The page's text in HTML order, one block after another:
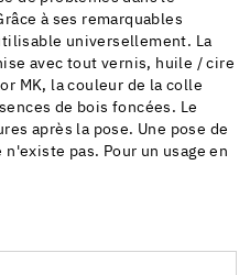
à ses remarquables
universellement. La
avec tout vernis, huile / cire
MK, la couleur de la colle
de bois foncées. Le
après la pose. Une pose de
pas. Pour un usage en